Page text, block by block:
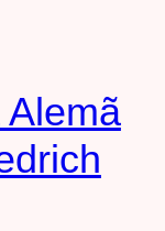
Alemã